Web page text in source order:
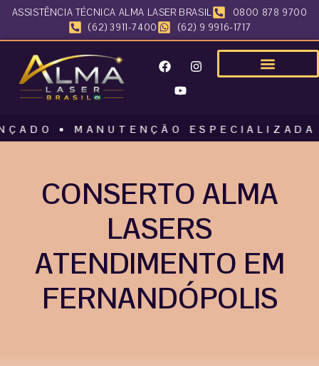
ASSISTÊNCIA TÉCNICA ALMA LASER BRASIL
0800 878 9700
(62) 3911-7400
(62) 9 9916-1717
• MANUTENÇÃO ESPECIALIZADA
CONSERTO ALMA
LASERS
ATENDIMENTO EM
FERNANDÓPOLIS